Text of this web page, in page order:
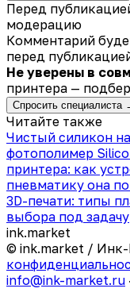
Перед
модерацию
Комментарий
перед
Не уверены в
принтера —
Спросить специалиста
Читайте также
Чистый силикон
фотополимер
принтера: как
пневматику она
3D-печати: типы
выбора под задачу
ink.market
© ink.market / Инк-
info@ink-market.ru ·